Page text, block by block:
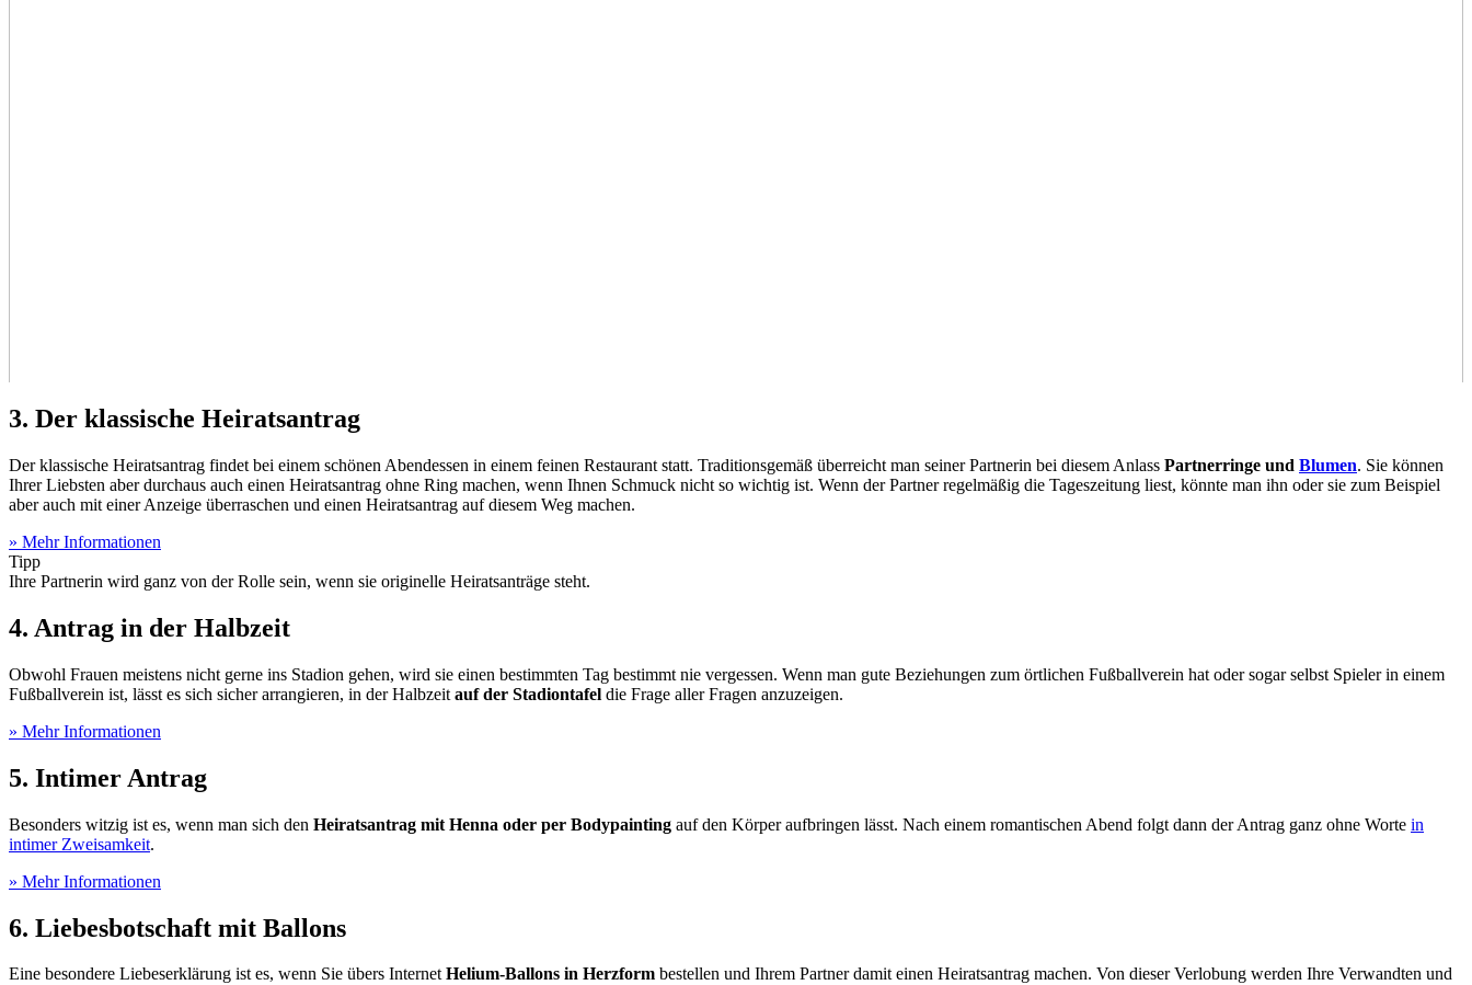
3. Der klassische Heiratsantrag
Der klassische Heiratsantrag findet bei einem schönen Abendessen in einem feinen Restaurant statt. Traditionsgemäß überreicht man seiner Partnerin bei diesem Anlass Partnerringe und Blumen. Sie können
Ihrer Liebsten aber durchaus auch einen Heiratsantrag ohne Ring machen, wenn Ihnen Schmuck nicht so wichtig ist. Wenn der Partner regelmäßig die Tageszeitung liest, könnte man ihn oder sie zum Beispiel
aber auch mit einer Anzeige überraschen und einen Heiratsantrag auf diesem Weg machen.
» Mehr Informationen
Tipp
Ihre Partnerin wird ganz von der Rolle sein, wenn sie originelle Heiratsanträge steht.
4. Antrag in der Halbzeit
Obwohl Frauen meistens nicht gerne ins Stadion gehen, wird sie einen bestimmten Tag bestimmt nie vergessen. Wenn man gute Beziehungen zum örtlichen Fußballverein hat oder sogar selbst Spieler in einem
Fußballverein ist, lässt es sich sicher arrangieren, in der Halbzeit auf der Stadiontafel die Frage aller Fragen anzuzeigen.
» Mehr Informationen
5. Intimer Antrag
Besonders witzig ist es, wenn man sich den Heiratsantrag mit Henna oder per Bodypainting auf den Körper aufbringen lässt. Nach einem romantischen Abend folgt dann der Antrag ganz ohne Worte in
intimer Zweisamkeit.
» Mehr Informationen
6. Liebesbotschaft mit Ballons
Eine besondere Liebeserklärung ist es, wenn Sie übers InternetHelium-Ballons in Herzform bestellen und Ihrem Partner damit einen Heiratsantrag machen. Von dieser Verlobung werden Ihre Verwandten und